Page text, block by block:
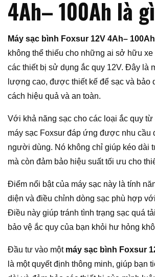
4Ah– 100Ah là gì
Máy sạc bình Foxsur 12V 4Ah– 100Ah
không thể thiếu cho những ai sở hữu xe
các thiết bị sử dụng ắc quy 12V. Đây là
lượng cao, được thiết kế để sạc và bảo
cách hiệu quả và an toàn.
Với khả năng sạc cho các loại ắc quy từ
máy sạc Foxsur đáp ứng được nhu cầu
người dùng. Nó không chỉ giúp kéo dài
mà còn đảm bảo hiệu suất tối ưu cho
Điểm nổi bật của máy sạc này là tính
diện và điều chỉnh dòng sạc phù hợp
Điều này giúp tránh tình trạng sạc quá
bảo vệ ắc quy của bạn khỏi hư hỏng
Đầu tư vào một máy sạc bình Foxsur
là một quyết định thông minh, giúp bạn